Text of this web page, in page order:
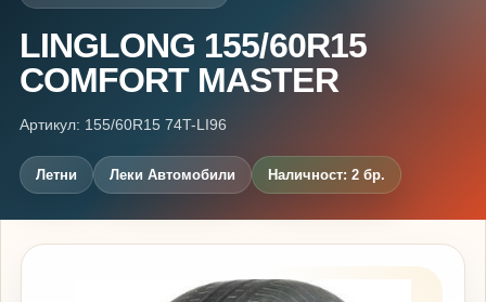
LINGLONG 155/60R15
COMFORT MASTER
Артикул: 155/60R15 74T-LI96
Летни Леки Автомобили Наличност: 2 бр.